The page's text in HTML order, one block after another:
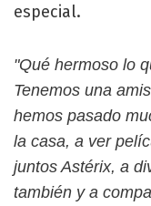
especial.
"Qué hermoso lo
Tenemos una
hemos pasado
la casa, a ver
juntos Astérix, a
también y a